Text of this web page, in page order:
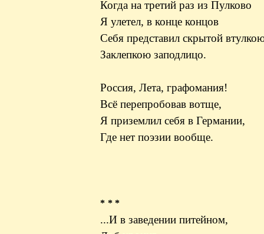
Когда на третий раз из Пулково
Я улетел, в конце концов
Себя представил скрытой
Заклепкою заподлицо.
Россия, Лета, графомания!
Всё перепробовав вотще,
Я приземлил себя в Германии,
Где нет поэзии вообще.
* * *
...И в заведении питейном,